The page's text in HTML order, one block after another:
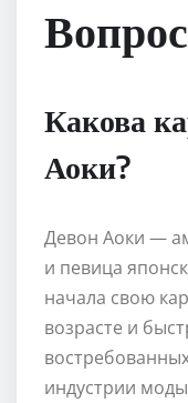
Какова
Аоки?
Девон Аоки —
и певица
начала свою
возрасте и
индустрии